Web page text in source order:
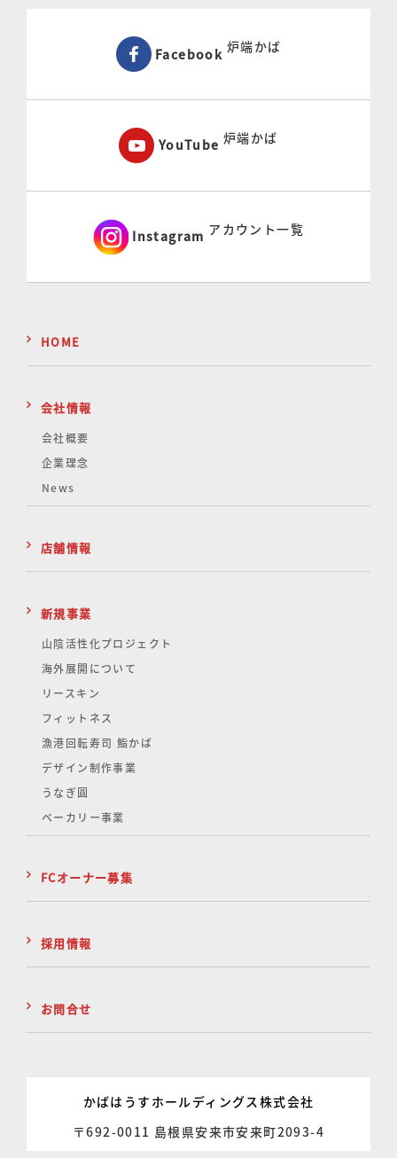
Facebook 炉端かば
YouTube 炉端かば
Instagram アカウント一覧
HOME
会社情報
会社概要
企業理念
News
店舗情報
新規事業
山陰活性化プロジェクト
海外展開について
リースキン
フィットネス
漁港回転寿司 鮨かば
デザイン制作事業
うなぎ圓
ベーカリー事業
FCオーナー募集
採用情報
お問合せ
かばはうすホールディングス株式会社
〒692-0011 島根県安来市安来町2093-4